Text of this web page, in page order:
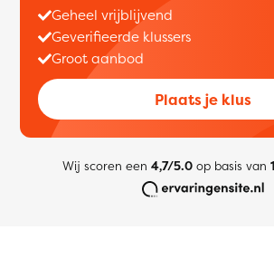
Geheel vrijblijvend
Geverifieerde klussers
Groot aanbod
Plaats je klus
Wij scoren een 4,7/5.0op basis van